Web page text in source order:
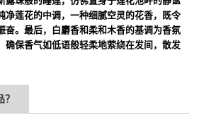
净莲花的中调，一种细腻空灵的花香，既令
奋。最后，白麝香和柔和木香的基调为香氛
确保香气如低语般轻柔地萦绕在发间，散发